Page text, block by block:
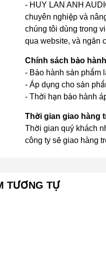
- HUY LAN ANH
chuyên nghiệp và
chúng tôi dùng trong
qua website, và ngăn
Chính sách bảo
- Bảo hành sản phẩm
- Áp dụng cho sản
- Thời hạn bảo hành
Thời gian giao hàng
Thời gian quý khách
công ty sẽ giao hàng
TƯƠNG TỰ